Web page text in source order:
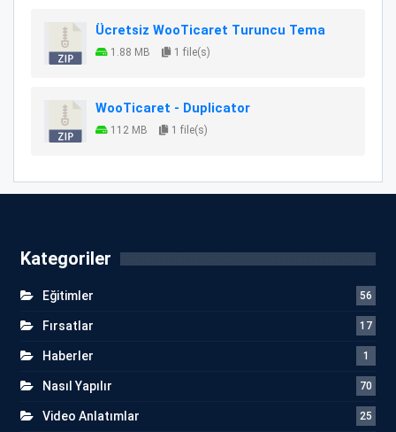
Ücretsiz WooTicaret Turuncu Tema
1.88 MB 1 file(s)
WooTicaret - Duplicator
112 MB 1 file(s)
Kategoriler
Eğitimler 56
Fırsatlar 17
Haberler 1
Nasıl Yapılır 70
Video Anlatımlar 25